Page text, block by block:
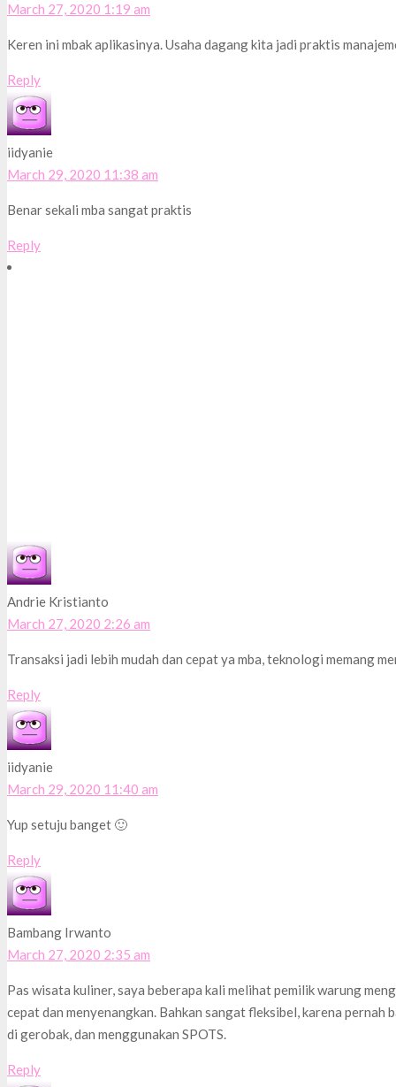
March 27, 2020 1:19 am
Keren ini mbak aplikasinya. Usaha dagang kita jadi praktis
Reply
iidyanie
March 29, 2020 11:38 am
Benar sekali mba sangat praktis
Reply
Andrie Kristianto
March 27, 2020 2:26 am
Transaksi jadi lebih mudah dan cepat ya mba, teknologi memang
Reply
iidyanie
March 29, 2020 11:40 am
Yup setuju banget 🙂
Reply
Bambang Irwanto
March 27, 2020 2:35 am
Pas wisata kuliner, saya beberapa kali melihat pemilik warung
cepat dan menyenangkan. Bahkan sangat fleksibel, karena pernah
di gerobak, dan menggunakan SPOTS.
Reply